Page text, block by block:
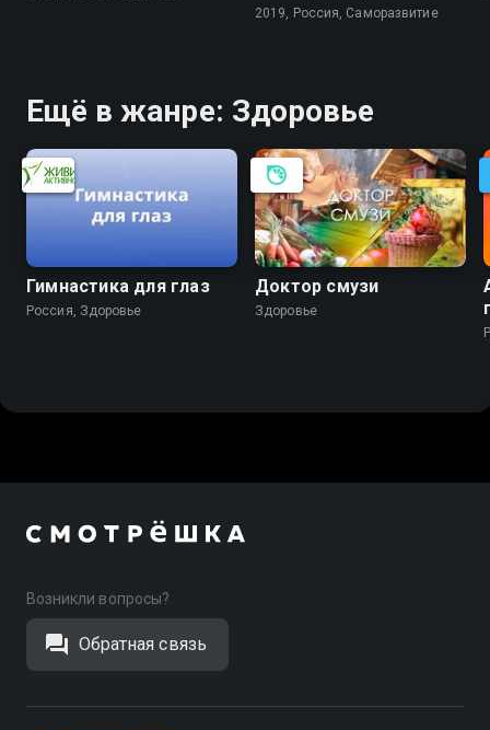
2019, Россия, Саморазвитие
Ещё в жанре: Здоровье
Гимнастика для глаз
Россия, Здоровье
Дoктоp смузи
Здоровье
Возникли вопросы?
Обратная связь